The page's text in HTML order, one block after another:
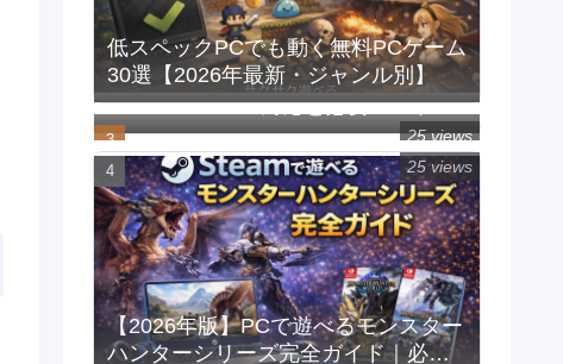
低スペックPCでも動く無料PCゲーム
30選【2026年最新・ジャンル別】
PCで遊べるFFシリーズ一覧｜
Steam/Windows対応と必要スペック
【2026年版】
25 views
【2026年版】PCで遊べるモンスター
ハンターシリーズ完全ガイド｜必要
25 views